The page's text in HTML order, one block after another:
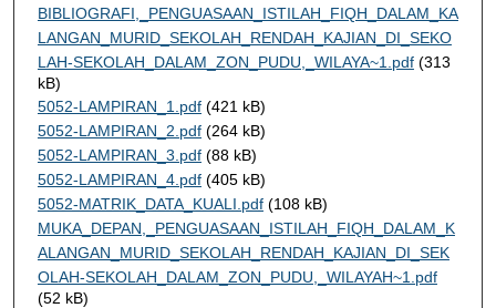
BIBLIOGRAFI,_PENGUASAAN_ISTILAH_FIQH_DALAM_KA
LANGAN_MURID_SEKOLAH_RENDAH_KAJIAN_DI_SEKO
LAH-SEKOLAH_DALAM_ZON_PUDU,_WILAYA~1.pdf(313
kB)
5052-LAMPIRAN_1.pdf(421 kB)
5052-LAMPIRAN_2.pdf(264 kB)
5052-LAMPIRAN_3.pdf(88 kB)
5052-LAMPIRAN_4.pdf(405 kB)
5052-MATRIK_DATA_KUALI.pdf(108 kB)
MUKA_DEPAN,_PENGUASAAN_ISTILAH_FIQH_DALAM_K
ALANGAN_MURID_SEKOLAH_RENDAH_KAJIAN_DI_SEK
OLAH-SEKOLAH_DALAM_ZON_PUDU,_WILAYAH~1.pdf
(52 kB)